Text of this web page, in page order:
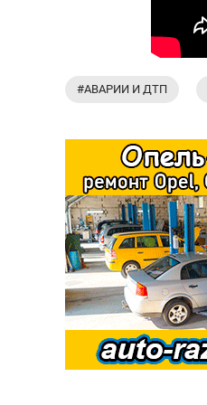
#АВАРИИ И ДТП